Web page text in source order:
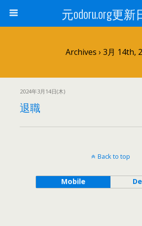
元odoru.org更新
Archives › 3月 14th,
2024年3月14日(木)
退職
Back to top
Mobile